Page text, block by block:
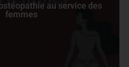
au service des
femmes